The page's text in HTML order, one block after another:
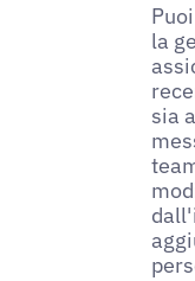
la
sia